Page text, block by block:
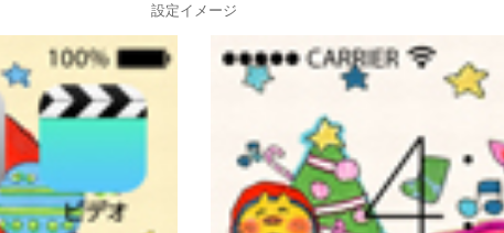
設定イメージ